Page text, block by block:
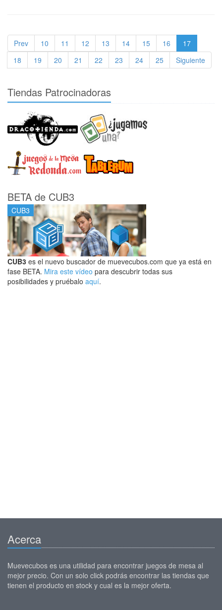
Prev 10 11 12 13 14 15 16
17
18
19 20 21 22 23 24 25 Siguiente
Tiendas Patrocinadoras
BETA de CUB3
CUB3
CUB3 es el nuevo buscador de muevecubos.com que ya está en
fase BETA. Mira este vídeo para descubrir todas sus
posibilidades y pruébalo aquí.
Acerca
Muevecubos es una utilidad para encontrar juegos de mesa al
mejor precio. Con un solo click podrás encontrar las tiendas que
tienen el producto en stock y cual es la mejor oferta.